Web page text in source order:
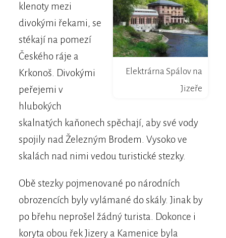
Elektrárna Spálov na
Jizeře
klenoty mezi
divokými řekami, se
stékají na pomezí
Českého ráje a
Krkonoš. Divokými
peřejemi v
hlubokých
skalnatých kaňonech spěchají, aby své vody
spojily nad Železným Brodem. Vysoko ve
skalách nad nimi vedou turistické stezky.
Obě stezky pojmenované po národních
obrozencích byly vylámané do skály. Jinak by
po břehu neprošel žádný turista. Dokonce i
koryta obou řek Jizery a Kamenice byla